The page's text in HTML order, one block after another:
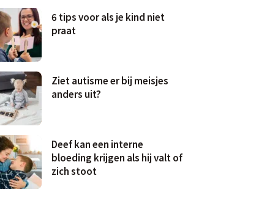
6 tips voor als je kind niet
praat
Ziet autisme er bij meisjes
anders uit?
Deef kan een interne
bloeding krijgen als hij valt of
zich stoot